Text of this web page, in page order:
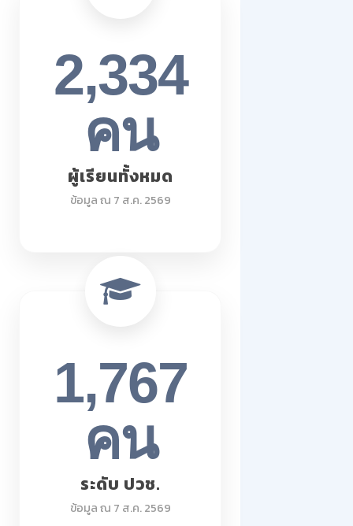
2,334
คน
ผู้เรียนทั้งหมด
ข้อมูล ณ 7 ส.ค. 2569
1,767
คน
ระดับ ปวช.
ข้อมูล ณ 7 ส.ค. 2569